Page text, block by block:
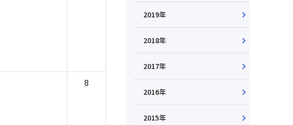
8
2019年
2018年
2017年
2016年
2015年